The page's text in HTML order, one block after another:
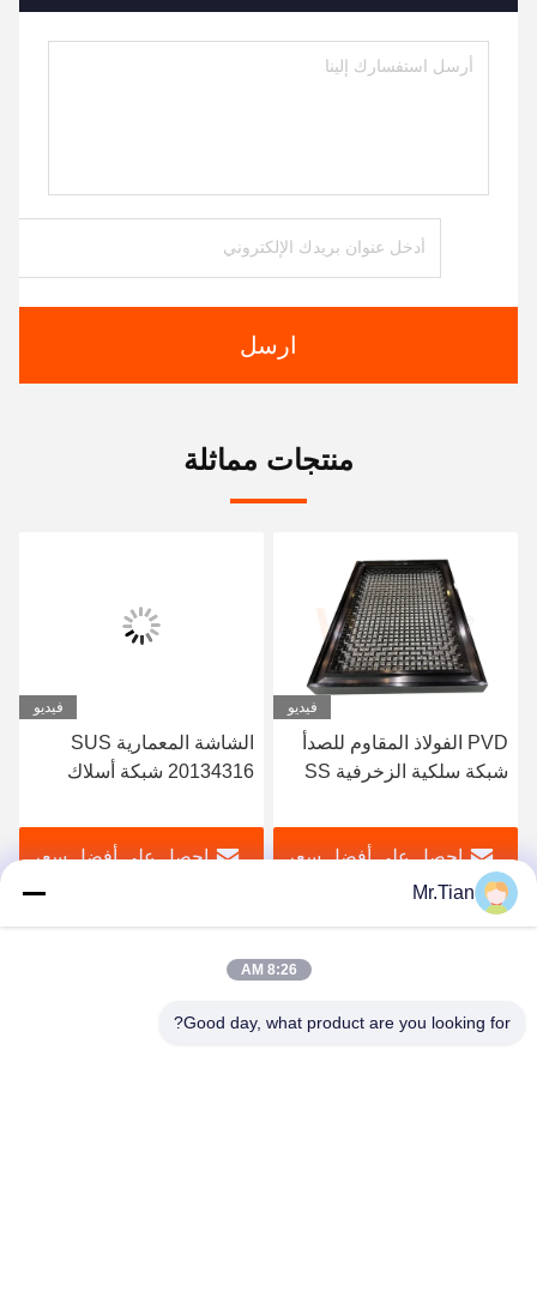
ارسل
منتجات مماثلة
فيديو
الشاشة المعمارية SUS
20134316 شبكة أسلاك
الزخرفية
احصل على أفضل سعر
فيديو
مرنة شبكة أسلاك الفولاذ
التسوق
احصل على أفضل سعر
(GuangDong)Foshan Winsco Metal Products
Mr.Tian
8:26 AM
Good day, what product are you looking for?